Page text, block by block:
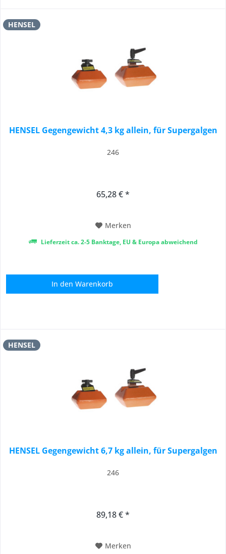
HENSEL
HENSEL Gegengewicht 4,3 kg allein, für Supergalgen
246
65,28 € *
Merken
Lieferzeit ca. 2-5 Banktage, EU & Europa abweichend
In den Warenkorb
HENSEL
HENSEL Gegengewicht 6,7 kg allein, für Supergalgen
246
89,18 € *
Merken